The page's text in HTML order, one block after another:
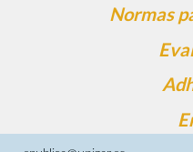
Normas